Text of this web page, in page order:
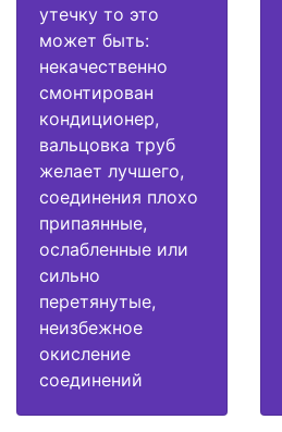
утечку то это
может быть:
некачественно
смонтирован
кондиционер,
вальцовка труб
желает лучшего,
соединения плохо
припаянные,
ослабленные или
сильно
перетянутые,
неизбежное
окисление
соединений